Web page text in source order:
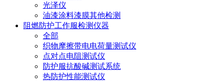
光泽仪
油漆涂料漆膜其他检测
阻燃防护工作服检测仪器
全部
织物摩擦带电电荷量测试仪
点对点电阻测试仪
防护服抗酸碱测试系统
热防护性能测试仪